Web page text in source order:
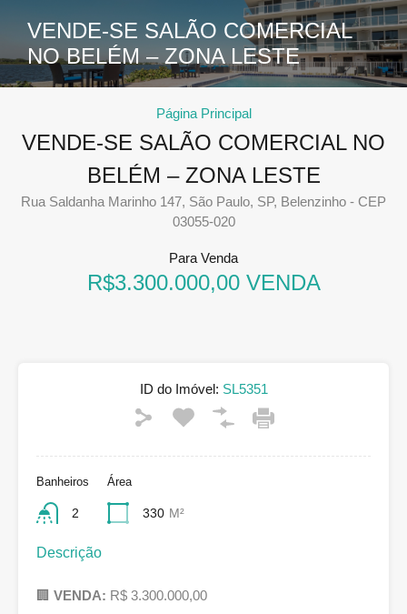
VENDE-SE SALÃO COMERCIAL
NO BELÉM – ZONA LESTE
Página Principal
VENDE-SE SALÃO COMERCIAL NO
BELÉM – ZONA LESTE
Rua Saldanha Marinho 147, São Paulo, SP, Belenzinho - CEP
03055-020
Para Venda
R$3.300.000,00 VENDA
ID do Imóvel: SL5351
Banheiros
2
Área
330 M²
Descrição
🏢 VENDA: R$ 3.300.000,00